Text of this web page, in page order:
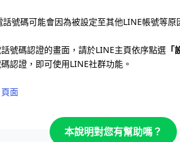
號碼可能會因為被設定至其他LINE帳號等
號碼認證的畫面，請於LINE主頁依序點選 「
認證，即可使用LINE社群功能。
面
本說明對您有幫助嗎？